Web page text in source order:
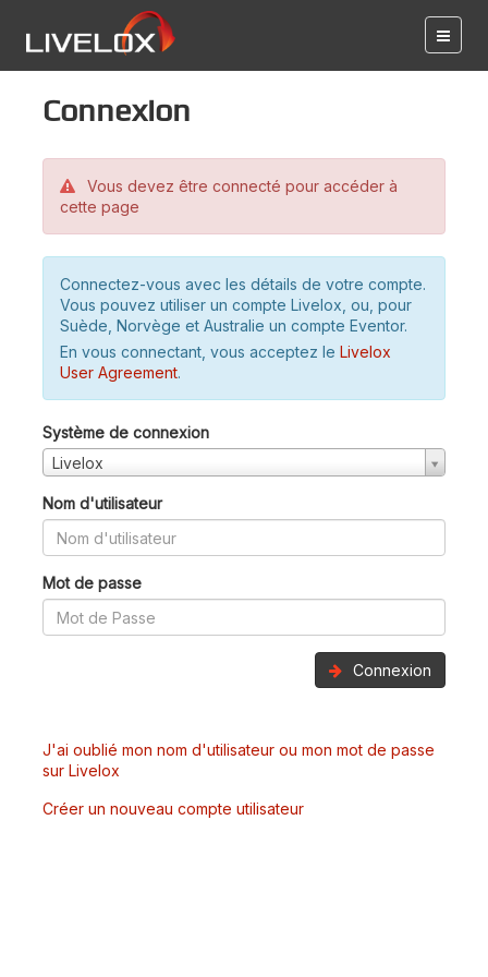
Connexion
Vous devez être connecté pour accéder à
cette page
Connectez-vous avec les détails de votre compte.
Vous pouvez utiliser un compte Livelox, ou, pour
Suède, Norvège et Australie un compte Eventor.
En vous connectant, vous acceptez le Livelox
User Agreement.
Système de connexion
Livelox
Nom d'utilisateur
Mot de passe
Connexion
J'ai oublié mon nom d'utilisateur ou mon mot de passe
sur Livelox
Créer un nouveau compte utilisateur